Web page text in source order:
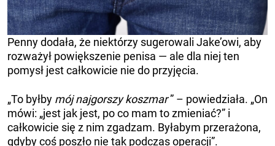
Penny dodała, że ​​niektórzy sugerowali Jake’owi, aby
rozważył powiększenie penisa — ale dla niej ten
pomysł jest całkowicie nie do przyjęcia.
„To byłby mój najgorszy koszmar” – powiedziała. „On
mówi: „jest jak jest, po co mam to zmieniać?” i
całkowicie się z nim zgadzam. Byłabym przerażona,
gdyby coś poszło nie tak podczas operacji”.